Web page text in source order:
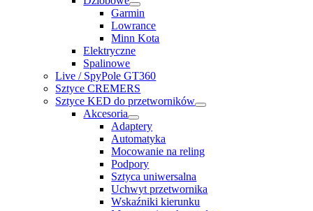
Garmin
Lowrance
Minn Kota
Elektryczne
Spalinowe
Live / SpyPole GT360
Sztyce CREMERS
Sztyce KED do przetworników
Akcesoria
Adaptery
Automatyka
Mocowanie na reling
Podpory
Sztyca uniwersalna
Uchwyt przetwornika
Wskaźniki kierunku